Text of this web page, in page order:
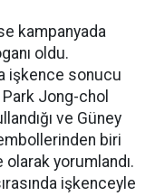
kampanyada
oldu.
işkence sonucu
Jong-chol
ve Güney
biri
yorumlandı.
işkenceyle